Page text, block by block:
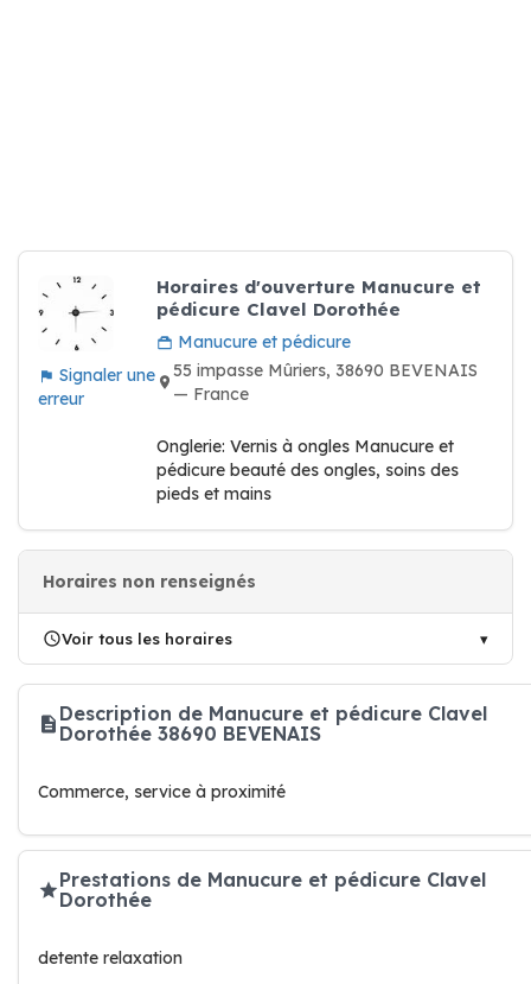
Signaler une
erreur
Horaires d'ouverture Manucure et
pédicure Clavel Dorothée
Manucure et pédicure
55 impasse Mûriers, 38690 BEVENAIS
— France
Onglerie: Vernis à ongles Manucure et
pédicure beauté des ongles, soins des
pieds et mains
Horaires non renseignés
Voir tous les horaires
Description de Manucure et pédicure Clavel
Dorothée 38690 BEVENAIS
Commerce, service à proximité
Prestations de Manucure et pédicure Clavel
Dorothée
detente relaxation